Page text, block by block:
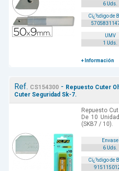
6 Uds.
Cï¿½digo de
UMV
1 Uds.
+ Información
Ref. CS154300- Repuesto Cuter
Cuter Seguridad Sk-7.
Repuesto
De 10
(SKB7 / 10).
Envase
6 Uds.
Cï¿½digo de